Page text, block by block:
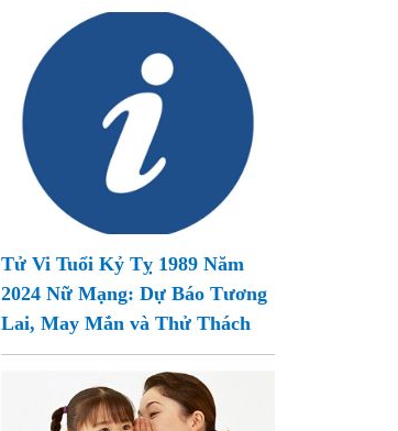
Tử Vi Tuổi Kỷ Tỵ 1989 Năm
2024 Nữ Mạng: Dự Báo Tương
Lai, May Mắn và Thử Thách